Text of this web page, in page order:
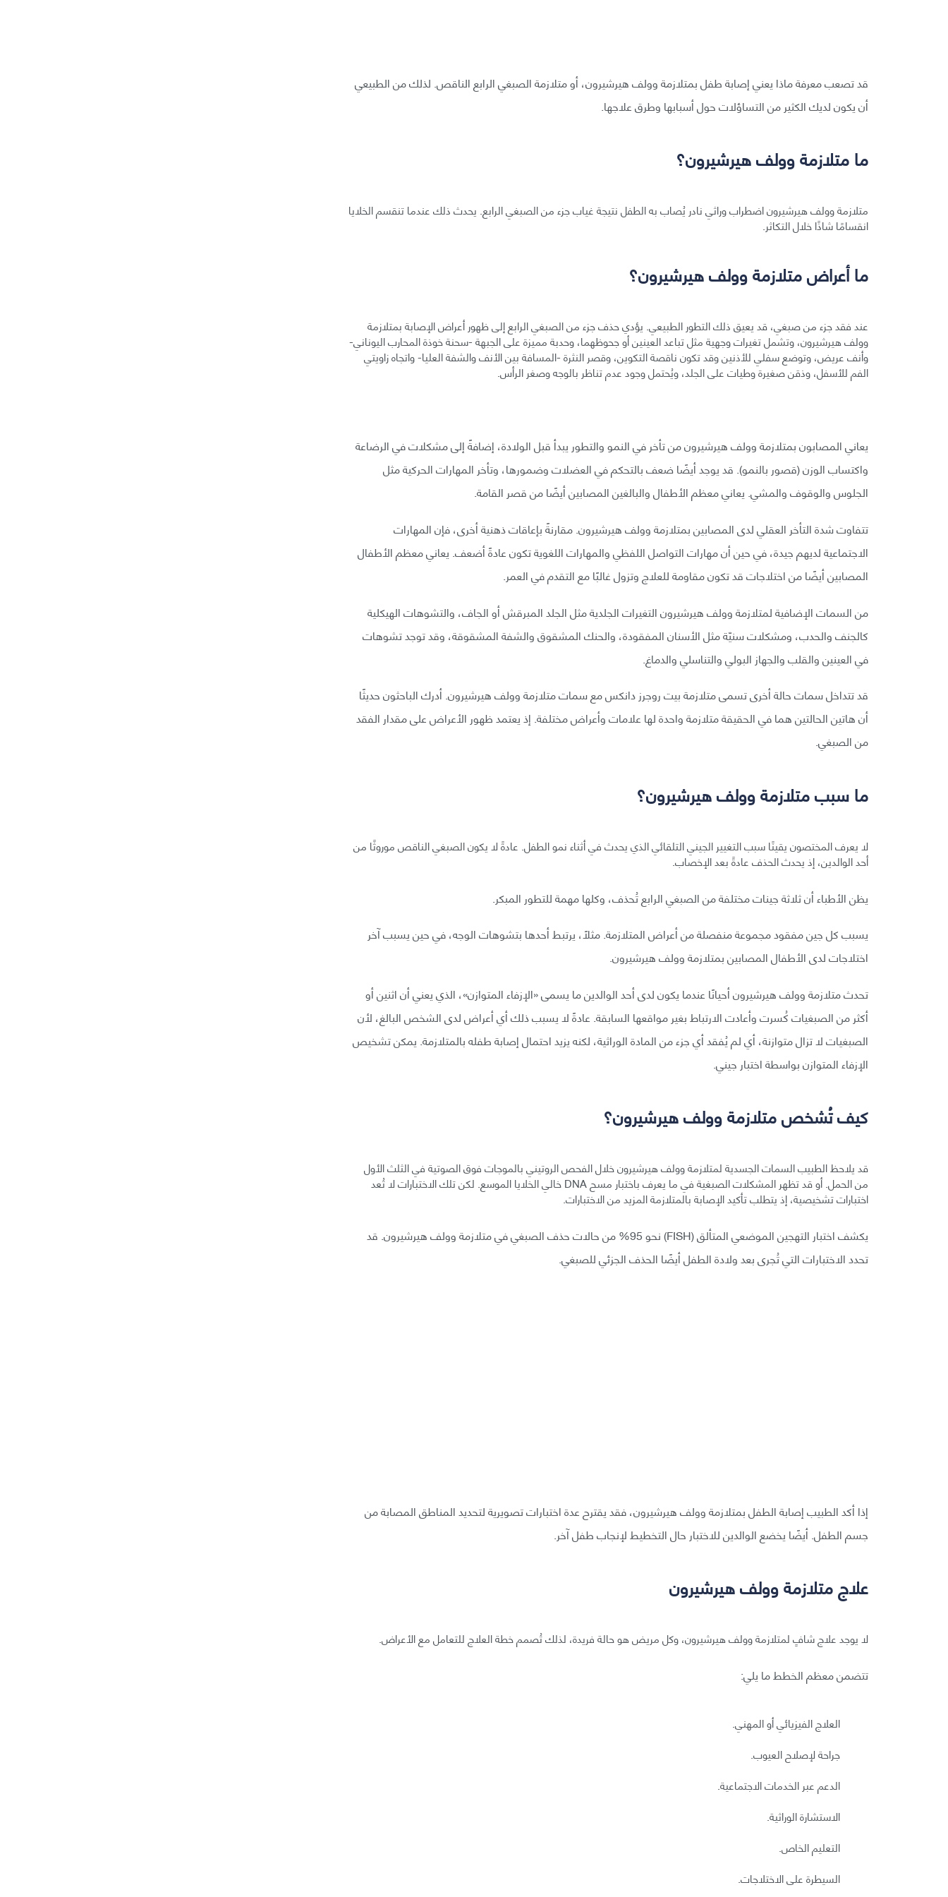
قد تصعب معرفة ماذا يعني إصابة طفل بمتلازمة وولف هيرشيرون، أو متلازمة الصبغي الرابع الناقص. لذلك من الطبيعي
أن يكون لديك الكثير من التساؤلات حول أسبابها وطرق علاجها.
ما متلازمة وولف هيرشيرون؟
متلازمة وولف هيرشيرون اضطراب وراثي نادر يُصاب به الطفل نتيجة غياب جزء من الصبغي الرابع. يحدث ذلك عندما تنقسم الخلايا
انقسامًا شاذًا خلال التكاثر.
ما أعراض متلازمة وولف هيرشيرون؟
عند فقد جزء من صبغي، قد يعيق ذلك التطور الطبيعي. يؤدي حذف جزء من الصبغي الرابع إلى ظهور أعراض الإصابة بمتلازمة
وولف هيرشيرون، وتشمل تغيرات وجهية مثل تباعد العينين أو جحوظهما، وحدبة مميزة على الجبهة -سحنة خوذة المحارب اليوناني-
وأنف عريض، وتوضع سفلي للأذنين وقد تكون ناقصة التكوين، وقصر النثرة -المسافة بين الأنف والشفة العليا- واتجاه زاويتي
الفم للأسفل، وذقن صغيرة وطيات على الجلد، ويُحتمل وجود عدم تناظر بالوجه وصغر الرأس.
يعاني المصابون بمتلازمة وولف هيرشيرون من تأخر في النمو والتطور يبدأ قبل الولادة، إضافةً إلى مشكلات في الرضاعة
واكتساب الوزن (قصور بالنمو). قد يوجد أيضًا ضعف بالتحكم في العضلات وضمورها، وتأخر المهارات الحركية مثل
الجلوس والوقوف والمشي. يعاني معظم الأطفال والبالغين المصابين أيضًا من قصر القامة.
تتفاوت شدة التأخر العقلي لدى المصابين بمتلازمة وولف هيرشيرون. مقارنةً بإعاقات ذهنية أخرى، فإن المهارات
الاجتماعية لديهم جيدة، في حين أن مهارات التواصل اللفظي والمهارات اللغوية تكون عادةً أضعف. يعاني معظم الأطفال
المصابين أيضًا من اختلاجات قد تكون مقاومة للعلاج وتزول غالبًا مع التقدم في العمر.
من السمات الإضافية لمتلازمة وولف هيرشيرون التغيرات الجلدية مثل الجلد المبرقش أو الجاف، والتشوهات الهيكلية
كالجنف والحدب، ومشكلات سنيّة مثل الأسنان المفقودة، والحنك المشقوق والشفة المشقوقة، وقد توجد تشوهات
في العينين والقلب والجهاز البولي والتناسلي والدماغ.
قد تتداخل سمات حالة أخرى تسمى متلازمة بيت روجرز دانكس مع سمات متلازمة وولف هيرشيرون. أدرك الباحثون حديثًا
أن هاتين الحالتين هما في الحقيقة متلازمة واحدة لها علامات وأعراض مختلفة. إذ يعتمد ظهور الأعراض على مقدار الفقد
من الصبغي.
ما سبب متلازمة وولف هيرشيرون؟
لا يعرف المختصون يقينًا سبب التغيير الجيني التلقائي الذي يحدث في أثناء نمو الطفل. عادةً لا يكون الصبغي الناقص موروثًا من
أحد الوالدين، إذ يحدث الحذف عادةً بعد الإخصاب.
يظن الأطباء أن ثلاثة جينات مختلفة من الصبغي الرابع تُحذف، وكلها مهمة للتطور المبكر.
يسبب كل جين مفقود مجموعة منفصلة من أعراض المتلازمة. مثلًا، يرتبط أحدها بتشوهات الوجه، في حين يسبب آخر
اختلاجات لدى الأطفال المصابين بمتلازمة وولف هيرشيرون.
تحدث متلازمة وولف هيرشيرون أحيانًا عندما يكون لدى أحد الوالدين ما يسمى «الإزفاء المتوازن»، الذي يعني أن اثنين أو
أكثر من الصبغيات كُسرت وأعادت الارتباط بغير مواقعها السابقة. عادةً لا يسبب ذلك أي أعراض لدى الشخص البالغ، لأن
الصبغيات لا تزال متوازنة، أي لم يُفقد أي جزء من المادة الوراثية، لكنه يزيد احتمال إصابة طفله بالمتلازمة. يمكن تشخيص
الإزفاء المتوازن بواسطة اختبار جيني.
كيف تُشخص متلازمة وولف هيرشيرون؟
قد يلاحظ الطبيب السمات الجسدية لمتلازمة وولف هيرشيرون خلال الفحص الروتيني بالموجات فوق الصوتية في الثلث الأول
من الحمل. أو قد تظهر المشكلات الصبغية في ما يعرف باختبار مسح DNA خالي الخلايا الموسع. لكن تلك الاختبارات لا تُعد
اختبارات تشخيصية، إذ يتطلب تأكيد الإصابة بالمتلازمة المزيد من الاختبارات.
يكشف اختبار التهجين الموضعي المتألق (FISH) نحو 95% من حالات حذف الصبغي في متلازمة وولف هيرشيرون. قد
تحدد الاختبارات التي تُجرى بعد ولادة الطفل أيضًا الحذف الجزئي للصبغي.
إذا أكد الطبيب إصابة الطفل بمتلازمة وولف هيرشيرون، فقد يقترح عدة اختبارات تصويرية لتحديد المناطق المصابة من
جسم الطفل. أيضًا يخضع الوالدين للاختبار حال التخطيط لإنجاب طفل آخر.
علاج متلازمة وولف هيرشيرون
لا يوجد علاج شافٍ لمتلازمة وولف هيرشيرون، وكل مريض هو حالة فريدة، لذلك تُصمم خطة العلاج للتعامل مع الأعراض.
تتضمن معظم الخطط ما يلي:
العلاج الفيزيائي أو المهني.
جراحة لإصلاح العيوب.
الدعم عبر الخدمات الاجتماعية.
الاستشارة الوراثية.
التعليم الخاص.
السيطرة على الاختلاجات.